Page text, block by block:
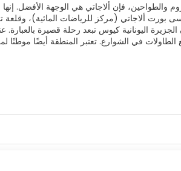
والطواحين، فإن ألاجاتي هي الوجهة الأفضل.
بورت ألاجاتي (مركز للرياضات المائية)، وقلعة
اليونانية كيوس تبعد رحلة قصيرة بالعبارة.
الطاولات في الشوارع. تعتبر المنطقة أيضًا